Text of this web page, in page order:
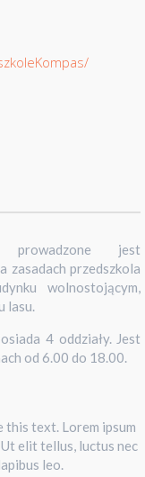
prowadzone jest
zasadach przedszkola
wolnostojącym,
lasu.
4 oddziały. Jest
od 6.00 do 18.00.
this text. Lorem ipsum
elit tellus, luctus nec
leo.